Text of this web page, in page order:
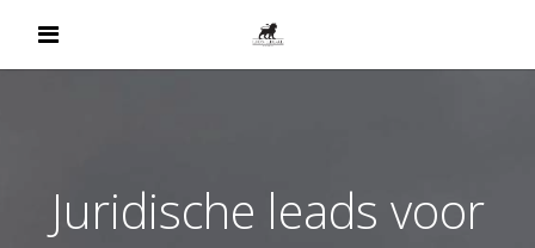
Juridische leads voor